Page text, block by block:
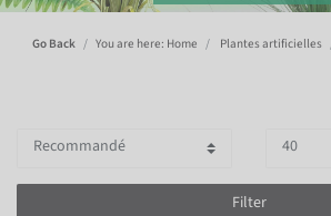
Go Back You are here: Home Plantes artificielles
Filter